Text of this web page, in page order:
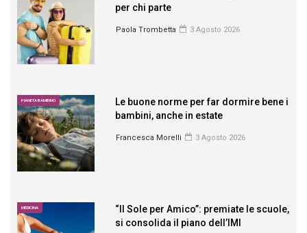
per chi parte
Paola Trombetta 3 Agosto 2026
PIANETA BAMBINO
Le buone norme per far dormire bene i
bambini, anche in estate
Francesca Morelli 3 Agosto 2026
MEDICINA
“Il Sole per Amico”: premiate le scuole,
si consolida il piano dell’IMI